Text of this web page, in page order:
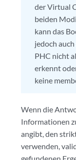
der Virtual
beiden
kann das
jedoch
PHC nicht
erkennt
keine
Wenn die
Informationen
angibt, den
verwenden,